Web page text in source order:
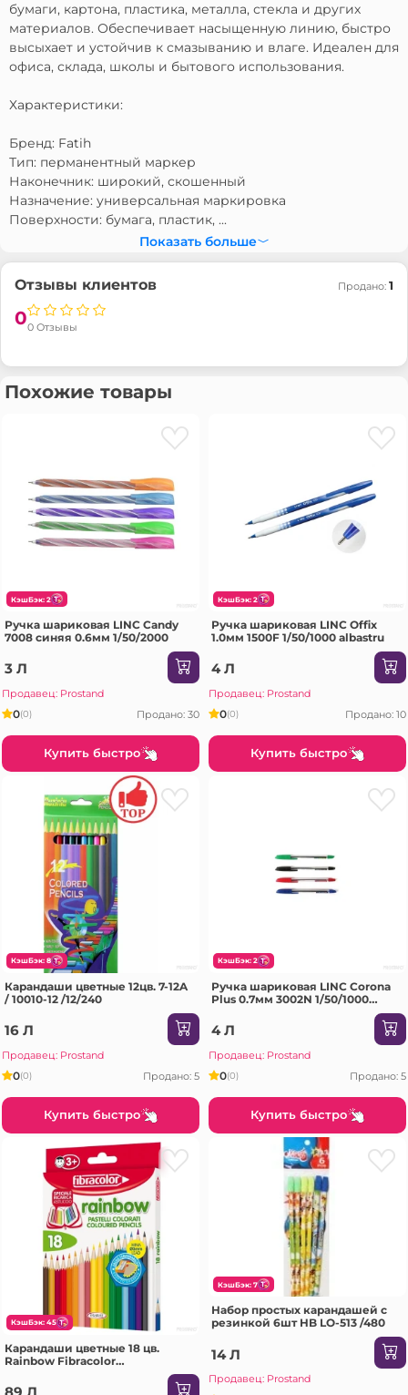
бумаги, картона, пластика, металла, стекла и других
материалов. Обеспечивает насыщенную линию, быстро
высыхает и устойчив к смазыванию и влаге. Идеален для
офиса, склада, школы и бытового использования.
Характеристики:
Бренд: Fatih
Тип: перманентный маркер
Наконечник: широкий, скошенный
Назначение: универсальная маркировка
Поверхности: бумага, пластик, ...
Показать больше
Отзывы клиентов
00 Отзывы
Продано: 1
Похожие товары
КэшБэк: 2
Ручка шариковая LINC Candy
7008 синяя 0.6мм 1/50/2000
3 Л
Продавец: Prostand
0(0) Продано: 30
Купить быстро
КэшБэк: 2
Ручка шариковая LINC Offix
1.0мм 1500F 1/50/1000 albastru
4 Л
Продавец: Prostand
0(0) Продано: 10
Купить быстро
КэшБэк: 8
Карандаши цветные 12цв. 7-12A
/ 10010-12 /12/240
16 Л
Продавец: Prostand
0(0) Продано: 5
Купить быстро
КэшБэк: 2
Ручка шариковая LINC Corona
Plus 0.7мм 3002N 1/50/1000
4 Л
Продавец: Prostand
0(0) Продано: 5
Купить быстро
КэшБэк: 45
Карандаши цветные 18 цв.
Rainbow Fibracolor
КэшБэк: 7
Набор простых карандашей с
резинкой 6шт HB LO-513 /480
14 Л
Продавец: Prostand